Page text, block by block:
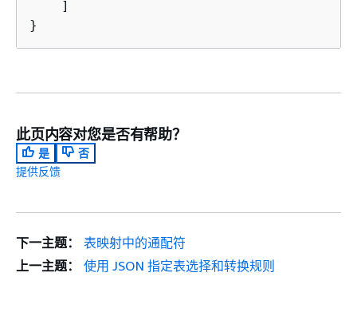
    ]
}
此页内容对您是否有帮助？
是
否
提供反馈
下一主题：
表映射中的通配符
上一主题：
使用 JSON 指定表选择和转换规则